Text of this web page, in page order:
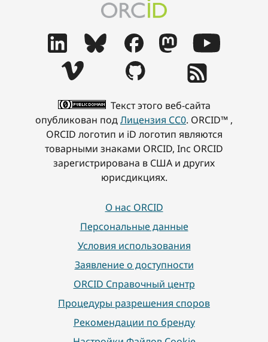
Текст этого веб-сайта
опубликован подЛицензия CC0. ORCID™ ,
ORCID логотип и iD логотип являются
товарными знаками ORCID, Inc ORCID
зарегистрирована в США и других
юрисдикциях.
О нас ORCID
Персональные данные
Условия использования
Заявление о доступности
ORCID Справочный центр
Процедуры разрешения споров
Рекомендации по бренду